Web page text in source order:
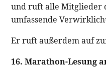
und ruft alle Mitglieder
umfassende
Er ruft außerdem auf
16. Marathon-Lesung